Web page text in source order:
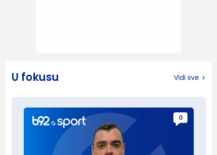
U fokusu Vidi sve
0